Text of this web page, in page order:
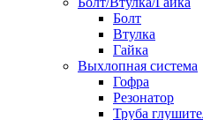
Болт
Втулка
Гайка
Выхлопная система
Гофра
Резонатор
Труба